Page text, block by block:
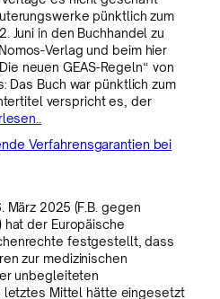
pünktlich zum
Juni in den Buchhandel zu
Verlag und beim hier
neuen GEAS-Regeln“ von
Das Buch war pünktlich zum
verspricht es, der
Verfahrensgarantien bei
März 2025 (F.B. gegen
hat der Europäische
festgestellt, dass
zur medizinischen
unbegleiteten
letztes Mittel hätte eingesetzt